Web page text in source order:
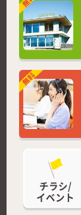
チラシ/
イベント